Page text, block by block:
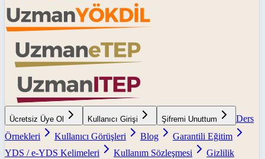
Ücretsiz Üye Ol Kullanıcı Girişi Şifremi Unuttum
Ders
Örnekleri
Kullanıcı Görüşleri Blog
Garantili Eğitim
YDS / e-YDS Kelimeleri
Kullanım Sözleşmesi
Gizlilik